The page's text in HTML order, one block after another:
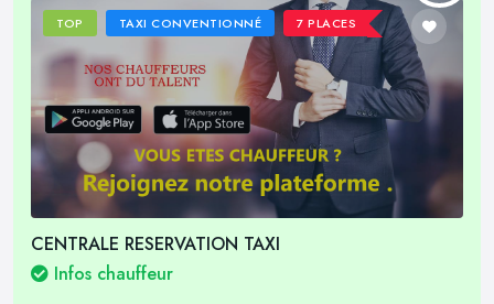
TOP TAXI CONVENTIONNÉ 7 PLACES
CENTRALE RESERVATION TAXI
Infos chauffeur